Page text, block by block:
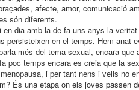
afecte, amor, comunicació
són diferents.
en dia amb la de fa uns anys la
persisteixen en el temps. Hem anat
més del tema sexual, encara que
poc temps encara es creia que la
i per tant nens i vells no
És una etapa on els joves passen